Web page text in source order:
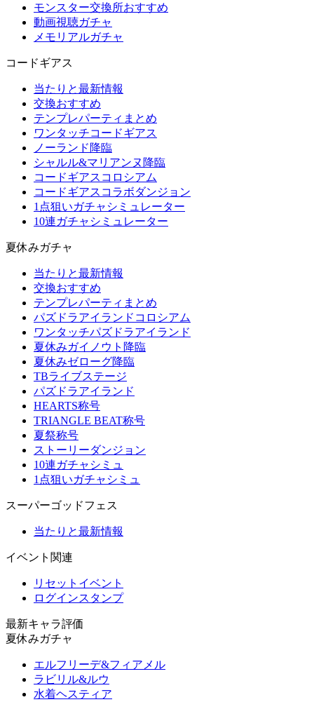
モンスター交換所おすすめ
動画視聴ガチャ
メモリアルガチャ
コードギアス
当たりと最新情報
交換おすすめ
テンプレパーティまとめ
ワンタッチコードギアス
ノーランド降臨
シャルル&マリアンヌ降臨
コードギアスコロシアム
コードギアスコラボダンジョン
1点狙いガチャシミュレーター
10連ガチャシミュレーター
夏休みガチャ
当たりと最新情報
交換おすすめ
テンプレパーティまとめ
パズドラアイランドコロシアム
ワンタッチパズドラアイランド
夏休みガイノウト降臨
夏休みゼローグ降臨
TBライブステージ
パズドラアイランド
HEARTS称号
TRIANGLE BEAT称号
夏祭称号
ストーリーダンジョン
10連ガチャシミュ
1点狙いガチャシミュ
スーパーゴッドフェス
当たりと最新情報
イベント関連
リセットイベント
ログインスタンプ
最新キャラ評価
夏休みガチャ
エルフリーデ&フィアメル
ラビリル&ルウ
水着ヘスティア